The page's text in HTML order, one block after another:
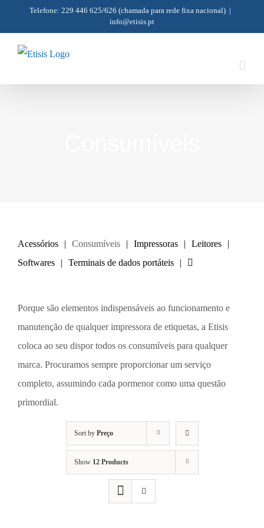
content
Telefone: 229 446 625/626 (chamada para rede fixa nacional) |
info@etisis.pt
Acessórios Consumíveis Impressoras
Leitores
Softwares
Terminais de dados portáteis
Porque são elementos indispensáveis ao funcionamento e
manutenção de qualquer impressora de etiquetas, a Etisis
coloca ao seu dispor todos os consumíveis para qualquer
marca. Procuramos sempre proporcionar um serviço
completo, assumindo cada pormenor como uma questão
primordial.
Sort by Preço
Show 12 Products